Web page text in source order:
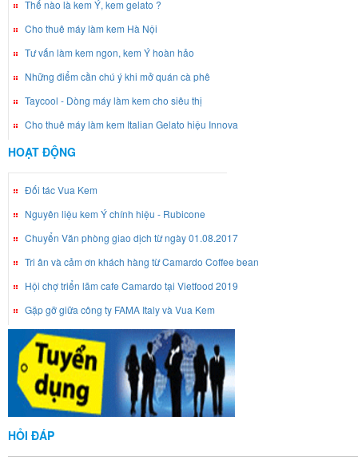
Thế nào là kem Ý, kem gelato ?
Cho thuê máy làm kem Hà Nội
Tư vấn làm kem ngon, kem Ý hoàn hảo
Những điểm cần chú ý khi mở quán cà phê
Taycool - Dòng máy làm kem cho siêu thị
Cho thuê máy làm kem Italian Gelato hiệu Innova
HOẠT ĐỘNG
Đối tác Vua Kem
Nguyên liệu kem Ý chính hiệu - Rubicone
Chuyển Văn phòng giao dịch từ ngày 01.08.2017
Tri ân và cảm ơn khách hàng từ Camardo Coffee bean
Hội chợ triển lãm cafe Camardo tại Vietfood 2019
Gặp gỡ giữa công ty FAMA Italy và Vua Kem
HỎI ĐÁP